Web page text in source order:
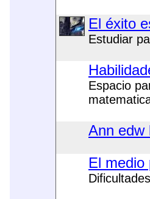
El éxito
Estudiar
Espacio
Ann edw
El medio